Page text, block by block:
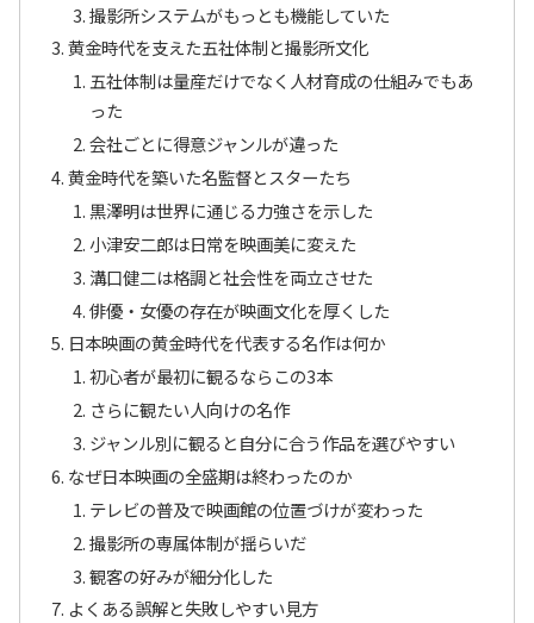
撮影所システムがもっとも機能していた
黄金時代を支えた五社体制と撮影所文化
五社体制は量産だけでなく人材育成の仕組みでもあ
った
会社ごとに得意ジャンルが違った
黄金時代を築いた名監督とスターたち
黒澤明は世界に通じる力強さを示した
小津安二郎は日常を映画美に変えた
溝口健二は格調と社会性を両立させた
俳優・女優の存在が映画文化を厚くした
日本映画の黄金時代を代表する名作は何か
初心者が最初に観るならこの3本
さらに観たい人向けの名作
ジャンル別に観ると自分に合う作品を選びやすい
なぜ日本映画の全盛期は終わったのか
テレビの普及で映画館の位置づけが変わった
撮影所の専属体制が揺らいだ
観客の好みが細分化した
よくある誤解と失敗しやすい見方